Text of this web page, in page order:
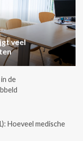
veel
de
Hoeveel medische